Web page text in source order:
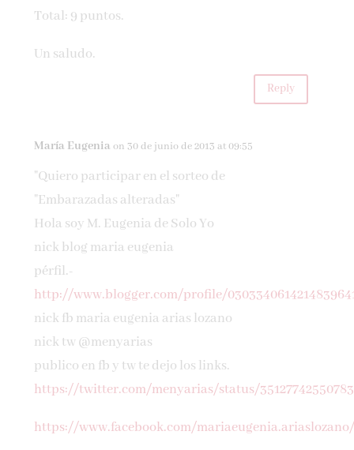
Total: 9 puntos.
Un saludo.
Reply
María Eugenia on 30 de junio de 2013 at 09:55
"Quiero participar en el sorteo de
"Embarazadas alteradas"
Hola soy M. Eugenia de Solo Yo
nick blog maria eugenia
pérfil.-
http://www.blogger.com/profile/
nick fb maria eugenia arias lozano
nick tw @menyarias
publico en fb y tw te dejo los links.
https://twitter.com/menyarias/status/
https://www.facebook.com/mariaeugenia.ariaslozano/